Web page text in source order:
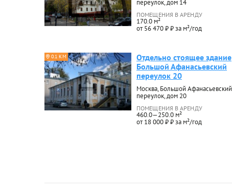
переулок, дом 14
ПОМЕЩЕНИЯ В АРЕНДУ
170.0 м²
от 56 470 ₽ ₽ за м²/год
0.1 КМ
Отдельно стоящее здание
Большой Афанасьевский
переулок 20
Москва, Большой Афанасьевский
переулок, дом 20
ПОМЕЩЕНИЯ В АРЕНДУ
460.0—250.0 м²
от 18 000 ₽ ₽ за м²/год